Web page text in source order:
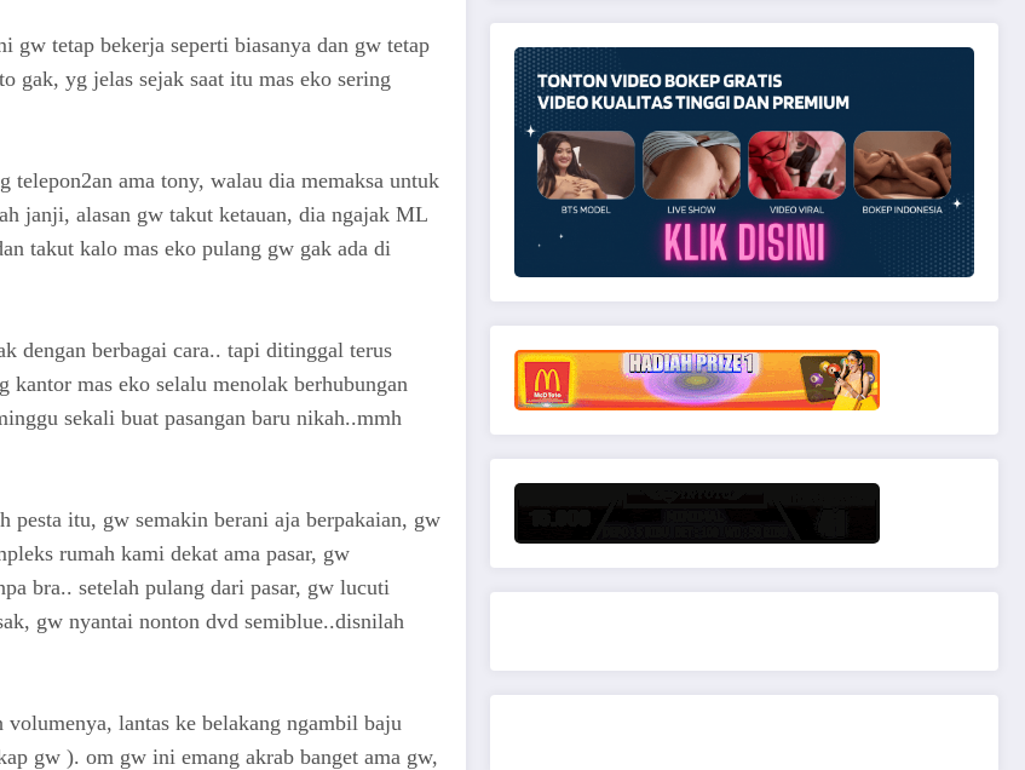
gw tetap bekerja seperti biasanya dan gw tetap
gak, yg jelas sejak saat itu mas eko sering
ama tony, walau dia memaksa untuk
janji, alasan gw takut ketauan, dia ngajak ML
takut kalo mas eko pulang gw gak ada di
dengan berbagai cara.. tapi ditinggal terus
mas eko selalu menolak berhubungan
sekali buat pasangan baru nikah..mmh
pesta itu, gw semakin berani aja berpakaian, gw
rumah kami dekat ama pasar, gw
bra.. setelah pulang dari pasar, gw lucuti
gw nyantai nonton dvd semiblue..disnilah
lantas ke belakang ngambil baju
gw ). om gw ini emang akrab banget ama gw,